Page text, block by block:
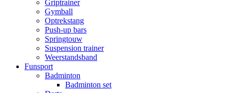
Griptrainer
Gymball
Optrekstang
Push-up bars
Springtouw
Suspension trainer
Weerstandsband
Funsport
Badminton
Badminton set